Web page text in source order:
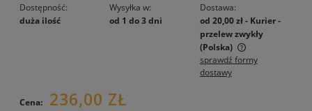
Dostępność:
duża ilość
Wysyłka w:
od 1 do 3 dni
Dostawa:
od 20,00 zł- Kurier -
przelew zwykły
(Polska)
Cena nie zawiera ewentualnych kosztów płatności
sprawdź formy
dostawy
Cena: 236,00 ZŁ